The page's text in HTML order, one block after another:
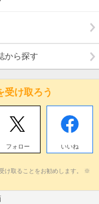
から探す
受け取ろう
フォロー いいね
け取ることをお勧めします。 ※